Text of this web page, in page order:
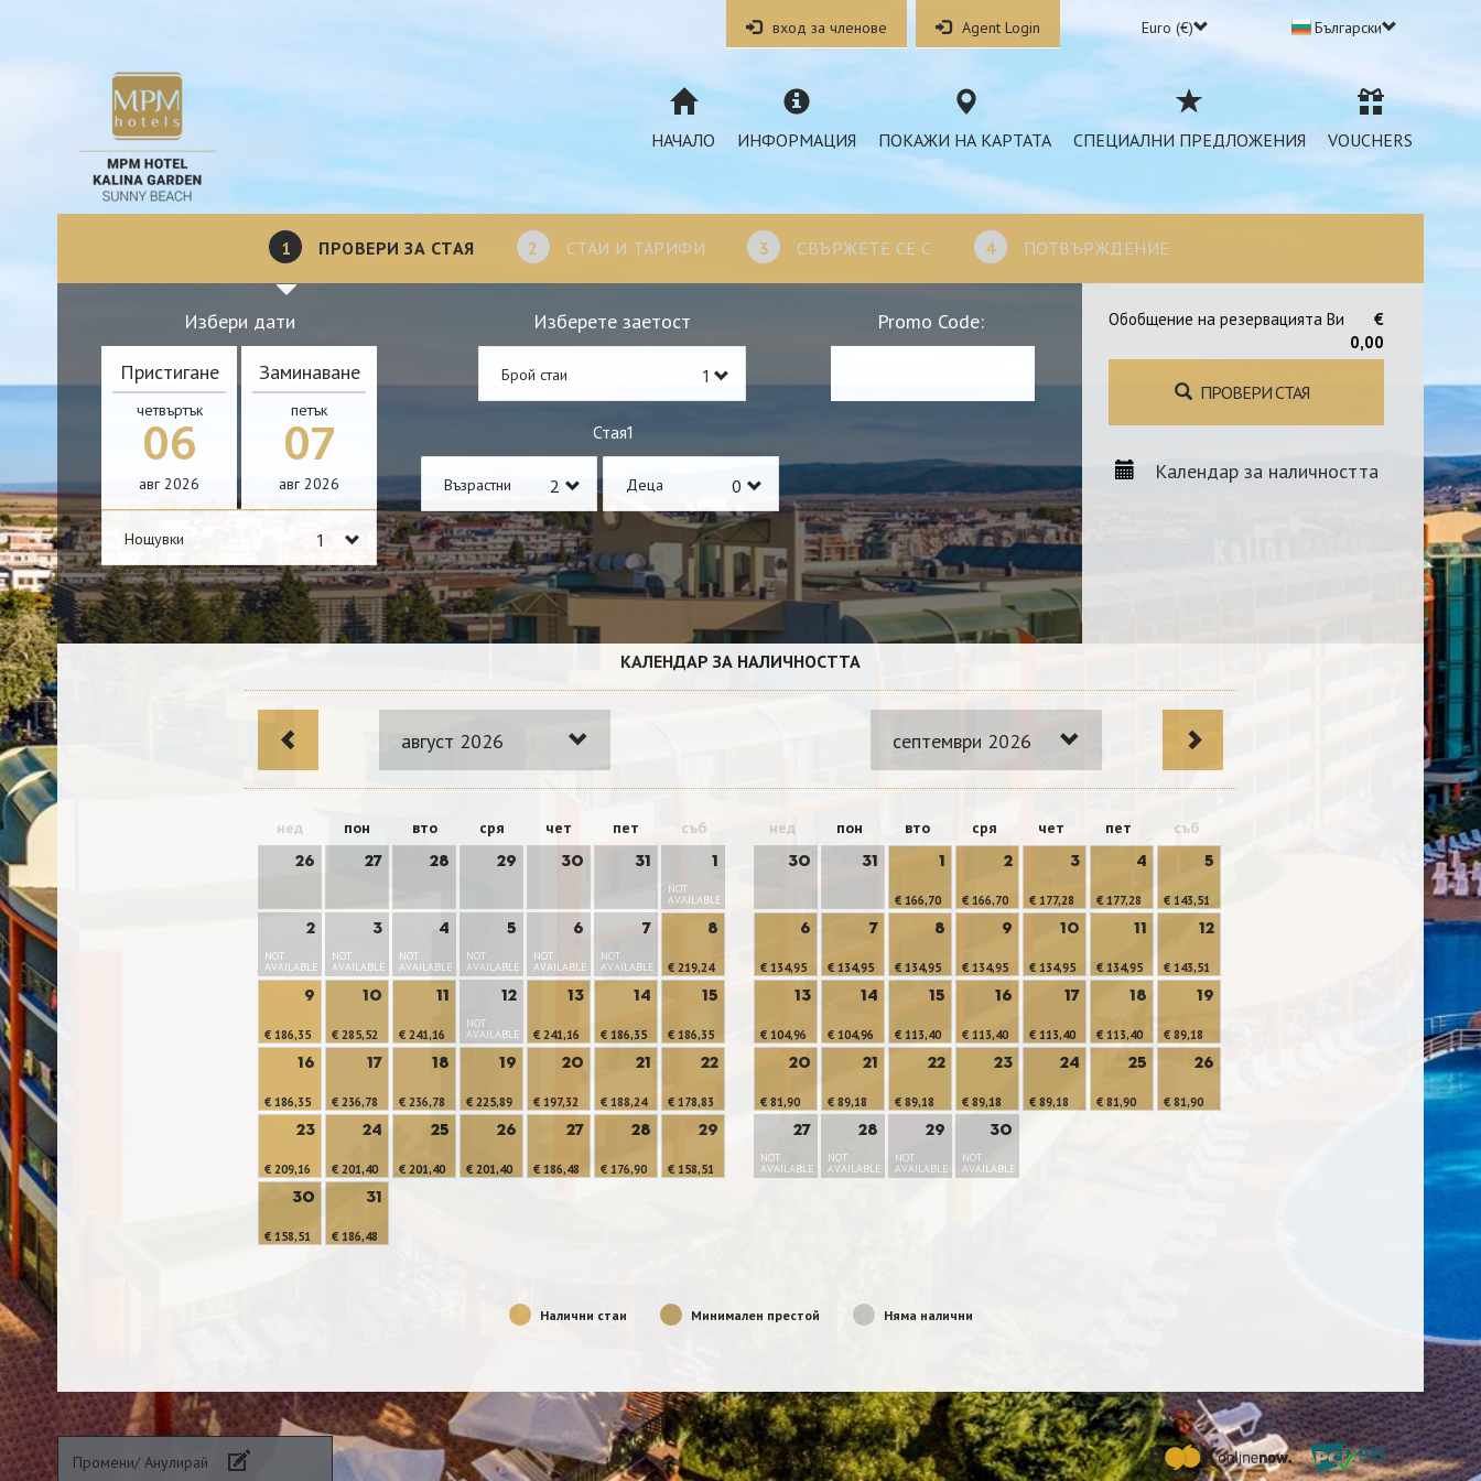
вход за членове Agent Login Euro (€) Български
НАЧАЛО ИНФОРМАЦИЯ ПОКАЖИ НА КАРТАТА СПЕЦИАЛНИ ПРЕДЛОЖЕНИЯ VOUCHERS
1 ПРОВЕРИ ЗА СТАЯ 2 СТАИ И ТАРИФИ 3 СВЪРЖЕТЕ СЕ С 4 ПОТВЪРЖДЕНИЕ
Избери дати
Пристигане
четвъртък
06
авг 2026
Заминаване
петък
07
авг 2026
Нощувки
Изберете заетост
Брой стаи
Стая1
Възрастни Деца
Promo Code: Обобщение на резервацията Ви
€
0,00
ПРОВЕРИ СТАЯ
Календар за наличността
КАЛЕНДАР ЗА НАЛИЧНОСТТА
август 2026 септември 2026
нед пон вто сря чет пет съб
26 27 28 29 30 31 1
NOT
AVAILABLE
2
NOT
AVAILABLE
3
NOT
AVAILABLE
4
NOT
AVAILABLE
5
NOT
AVAILABLE
6
NOT
AVAILABLE
7
NOT
AVAILABLE
8
€ 219,24
9
€ 186,35
10
€ 285,52
11
€ 241,16
12
NOT
AVAILABLE
13
€ 241,16
14
€ 186,35
15
€ 186,35
16
€ 186,35
17
€ 236,78
18
€ 236,78
19
€ 225,89
20
€ 197,32
21
€ 188,24
22
€ 178,83
23
€ 209,16
24
€ 201,40
25
€ 201,40
26
€ 201,40
27
€ 186,48
28
€ 176,90
29
€ 158,51
30
€ 158,51
31
€ 186,48
нед пон вто сря чет пет съб
30 31 1
€ 166,70
2
€ 166,70
3
€ 177,28
4
€ 177,28
5
€ 143,51
6
€ 134,95
7
€ 134,95
8
€ 134,95
9
€ 134,95
10
€ 134,95
11
€ 134,95
12
€ 143,51
13
€ 104,96
14
€ 104,96
15
€ 113,40
16
€ 113,40
17
€ 113,40
18
€ 113,40
19
€ 89,18
20
€ 81,90
21
€ 89,18
22
€ 89,18
23
€ 89,18
24
€ 89,18
25
€ 81,90
26
€ 81,90
27
NOT
AVAILABLE
28
NOT
AVAILABLE
29
NOT
AVAILABLE
30
NOT
AVAILABLE
Налични стаи Минимален престой Няма налични
Промени/ Анулирай